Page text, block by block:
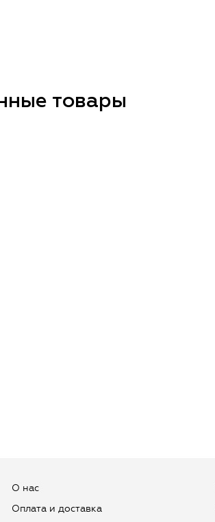
товары
О нас
Оплата и доставка